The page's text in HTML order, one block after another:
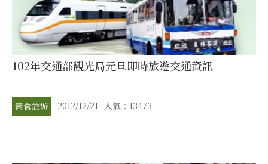
102年交通部觀光局元旦即時旅遊交通資訊
素食旅遊 2012/12/21 人氣：13473